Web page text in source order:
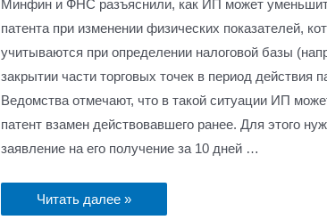
Минфин и ФНС разъяснили, как ИП может
патента при изменении физических показателей,
учитываются при определении налоговой базы
закрытии части торговых точек в период действия
Ведомства отмечают, что в такой ситуации ИП
патент взамен действовавшего ранее. Для этого
заявление на его получение за 10 дней …
Читать далее »